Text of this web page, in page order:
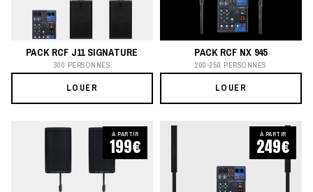
PACK RCF J11 SIGNATURE
300 PERSONNES
LOUER
PACK RCF NX 945
200-250 PERSONNES
LOUER
À PARTIR
199€
À PARTIR
249€